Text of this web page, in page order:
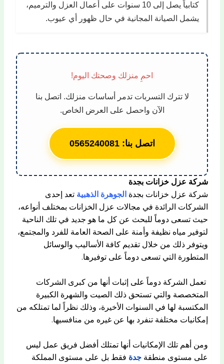
كتابياً يصل إلى 10 سنوات على أعمال العزل والترميم،
يشمل الصيانة المجانية في حال ظهور أي عيوب.
احمِ منزلك وصحتك اليوم!
لا تترك التسربات تدمر أساسات منزلك. اتصل بنا
الآن واحصل على العرض الخاص.
اتصل بنا: 0565240081
شركة عزل خزانات بجدة
شركة عزل خزانات بجدة الجوهرة الذهبية تعد إحدى
الشركات الرائدة في مجالات عزل الخزانات بمختلف أنواعه،
حيث تسعى دوماً للبحث عن كل ما هو جديد في تلك الناحية
لتوفير مياه نظيفة وأمنة على الصحة العامة للفرد والمجتمع،
ويتوفر ذلك من خلال تقديم كافة الأساليب والوسائل
المتطورة التي تسعى دوماً على توفيرها.
تعمل الشركة دوماً على إثبات أنها من كبرى الشركات
المتخصصة والتي تستحق ذلك الصيت والشهرة الكبيرة
المكتسبة لها في السنوات الأخيرة، وذلك نظراً لما تمتلكه من
إمكانيات مختلفة تنفرد بها عن غيره من منافسيها.
ومن أهم تلك الإمكانيات أنها تمتلك أفضل فريق عمل ليس
على مستوى منطقةجدة فقط بل على مستوى المملكة